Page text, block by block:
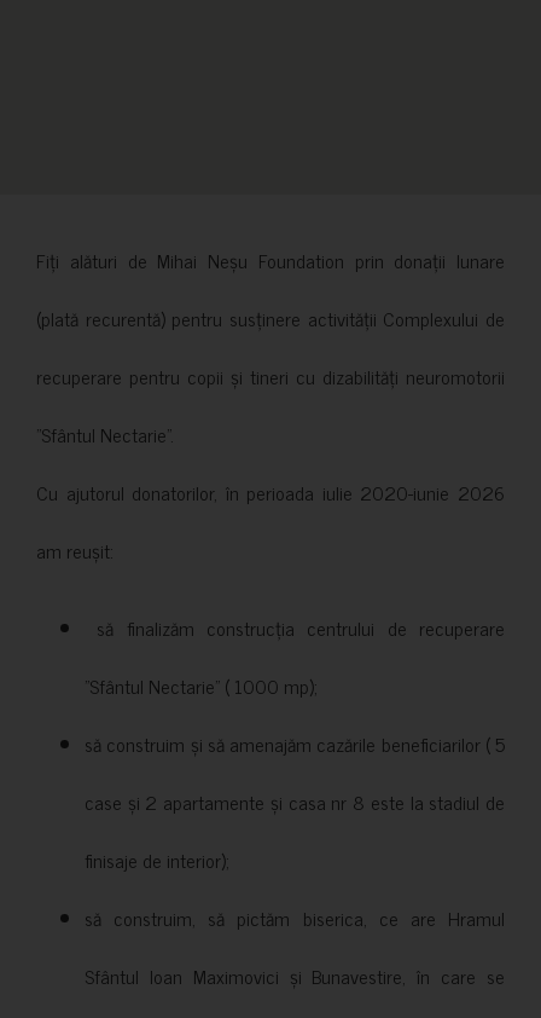
Fiți alături de Mihai Neșu Foundation prin donații lunare
(plată recurentă) pentru susținere activității Complexului de
recuperare pentru copii și tineri cu dizabilități neuromotorii
”Sfântul Nectarie”.
Cu ajutorul donatorilor, în perioada iulie 2020-iunie 2026
am reușit:
să finalizăm construcția centrului de recuperare
”Sfântul Nectarie” ( 1000 mp);
să construim și să amenajăm cazările beneficiarilor ( 5
case și 2 apartamente și casa nr 8 este la stadiul de
finisaje de interior);
să construim, să pictăm biserica, ce are Hramul
Sfântul Ioan Maximovici și Bunavestire, în care se